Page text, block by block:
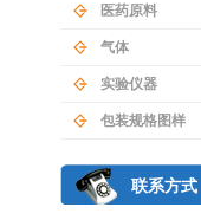
医药原料
气体
实验仪器
包装规格图样
联系方式